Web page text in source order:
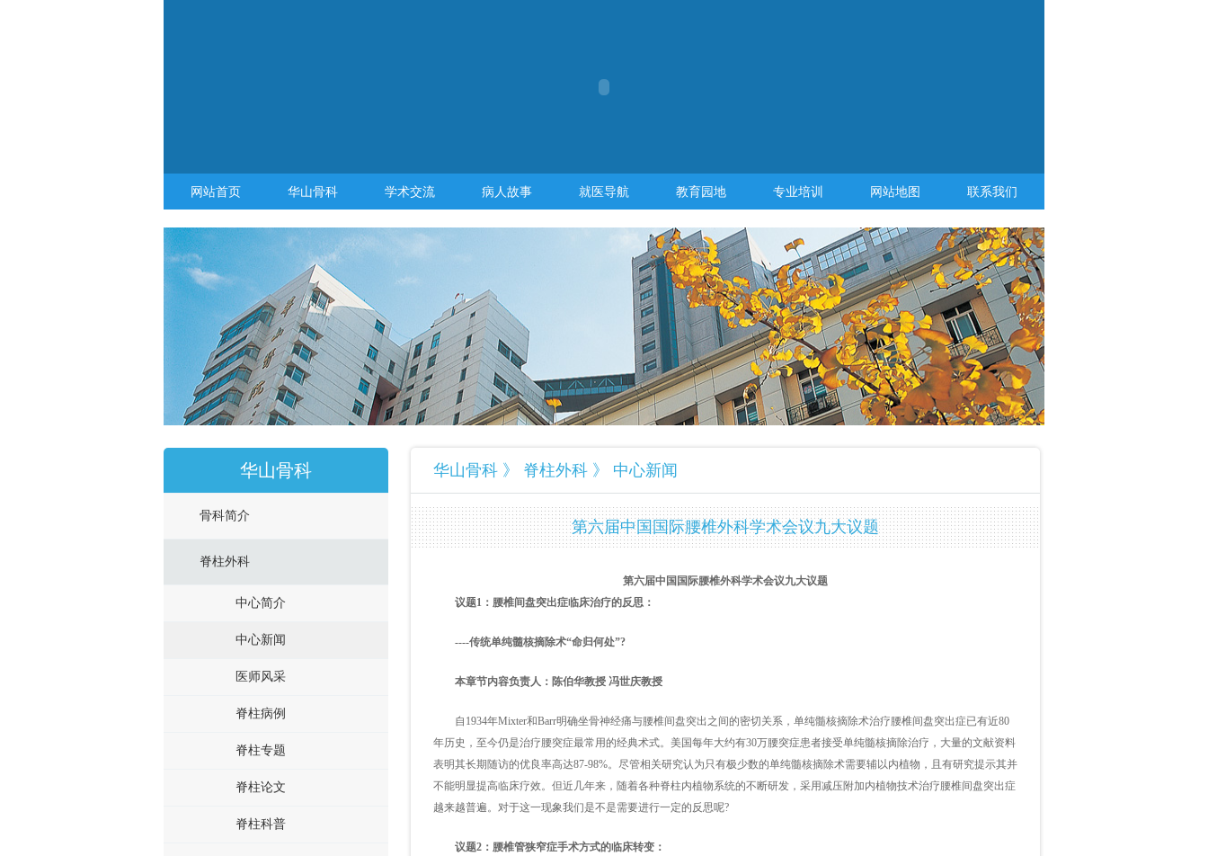
网站首页 华山骨科 学术交流 病人故事 就医导航 教育园地 专业培训 网站地图 联系我们
华山骨科
骨科简介
脊柱外科
中心简介
中心新闻
医师风采
脊柱病例
脊柱专题
脊柱论文
脊柱科普
华山骨科 》 脊柱外科 》 中心新闻
第六届中国国际腰椎外科学术会议九大议题
第六届中国国际腰椎外科学术会议九大议题
议题1：腰椎间盘突出症临床治疗的反思：
----传统单纯髓核摘除术“命归何处”?
本章节内容负责人：陈伯华教授 冯世庆教授
自1934年Mixter和Barr明确坐骨神经痛与腰椎间盘突出之间的密切关系，单纯髓核摘除术治疗腰椎间盘突出症已有近80
年历史，至今仍是治疗腰突症最常用的经典术式。美国每年大约有30万腰突症患者接受单纯髓核摘除治疗，大量的文献资料
表明其长期随访的优良率高达87-98%。尽管相关研究认为只有极少数的单纯髓核摘除术需要辅以内植物，且有研究提示其并
不能明显提高临床疗效。但近几年来，随着各种脊柱内植物系统的不断研发，采用减压附加内植物技术治疗腰椎间盘突出症
越来越普遍。对于这一现象我们是不是需要进行一定的反思呢?
议题2：腰椎管狭窄症手术方式的临床转变：